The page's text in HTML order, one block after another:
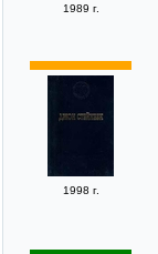
1989 г.
1998 г.